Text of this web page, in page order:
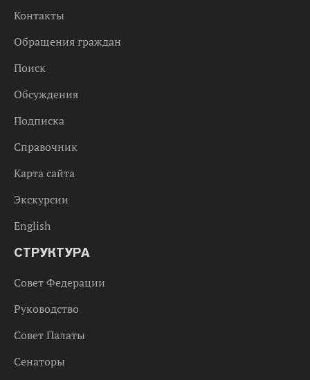
Контакты
Обращения граждан
Поиск
Обсуждения
Подписка
Справочник
Карта сайта
Экскурсии
English
СТРУКТУРА
Совет Федерации
Руководство
Совет Палаты
Сенаторы